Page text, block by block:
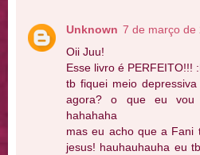
Unknown 7 de março de
Oii Juu!
Esse livro é PERFEITO!!!
tb fiquei meio
agora? o que eu vou
hahahaha
mas eu acho que a Fani
jesus! hauhauhauha eu